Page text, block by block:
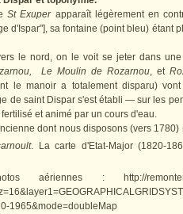
St Exuperapparaît légèrement en
d'Ispar"], sa fontaine (point bleu) étant
le nord, on le voit se jeter dans
Le Moulin de Rozarnou, et
le manoir a totalement disparu)
de saint Dispar s'est établi — sur les
et animé par un cours d'eau.
dont nous disposons (vers
. La carte d'Etat-Major (1820-
: http://
1965&mode=doubleMap